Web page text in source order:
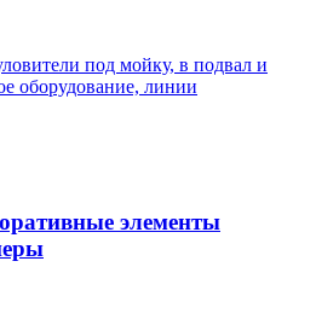
под мойку, в подвал и
оборудование, линии
элементы